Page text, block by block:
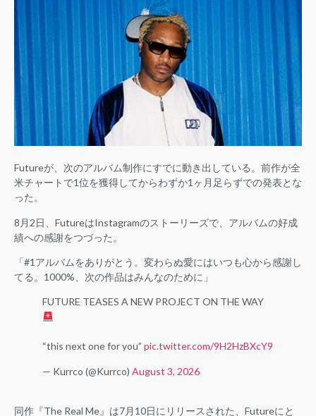
Futureが、次のアルバム制作にすでに動き出している。前作が全
米チャートで1位を獲得してからわずか1ヶ月足らずでの発表とな
った。
8月2日、FutureはInstagramのストーリーズで、アルバムの好成
績への感謝をつづった。
「#1アルバムをありがとう。変わらぬ愛にはいつも心から感謝し
てる。1000%、次の作品はみんなのために」
FUTURE TEASES A NEW PROJECT ON THE WAY
“this next one for you” pic.twitter.com/9H2HzBXcY9
— Kurrco (@Kurrco) August 3, 2026
同作『The Real Me』は7月10日にリリースされた、Futureにと